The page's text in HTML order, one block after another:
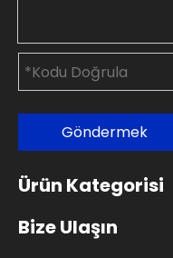
Göndermek
Ürün Kategorisi
Bize Ulaşın